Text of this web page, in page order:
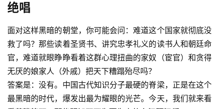
绝唱
面对这样黑暗的朝堂，你可能会问：难道这个国家就彻底没
救了吗？那些读着圣贤书、讲究忠孝礼义的读书人和朝廷命
官，难道就眼睁睁看着这群心理扭曲的家奴（宦官）和贪得
无厌的娘家人（外戚）把天下糟蹋殆尽吗？
答案是：没有。中国古代知识分子最硬的脊梁，正是在这个
最黑暗的时代，爆发出最为耀眼的光芒。今天，我们就来看